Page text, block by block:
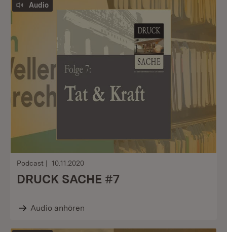
Audio
Podcast 10.11.2020
DRUCK SACHE #7
Audio anhören